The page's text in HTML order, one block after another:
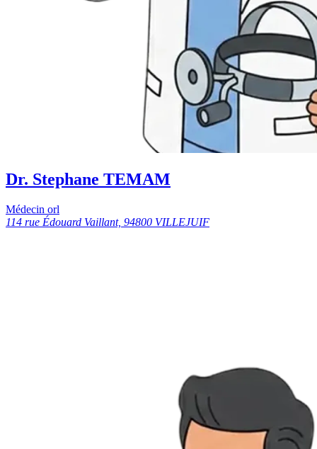
Dr. Stephane TEMAM
Médecin orl
114 rue Édouard Vaillant, 94800 VILLEJUIF